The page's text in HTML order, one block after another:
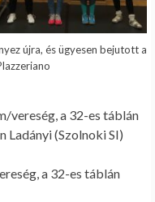
újra, és ügyesen bejutott a
vereség, a 32-es táblán
Ladányi (Szolnoki SI)
a 32-es táblán